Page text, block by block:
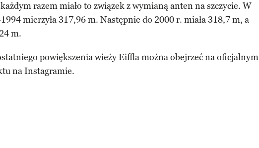
razem miało to związek z wymianą anten na szczycie. W
mierzyła 317,96 m. Następnie do 2000 r. miała 318,7 m, a
m.
powiększenia wieży Eiffla można obejrzeć na oficjalnym
na Instagramie.